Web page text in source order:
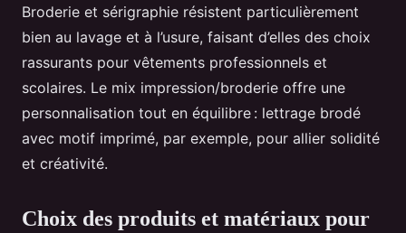
Broderie et sérigraphie résistent particulièrement
bien au lavage et à l’usure, faisant d’elles des choix
rassurants pour vêtements professionnels et
scolaires. Le mix impression/broderie offre une
personnalisation tout en équilibre : lettrage brodé
avec motif imprimé, par exemple, pour allier solidité
et créativité.
Choix des produits et matériaux pour